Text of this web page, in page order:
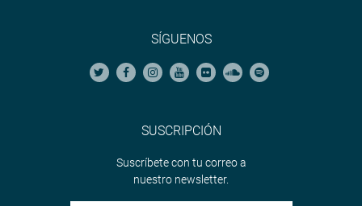
SÍGUENOS
SUSCRIPCIÓN
Suscríbete con tu correo a
nuestro newsletter.